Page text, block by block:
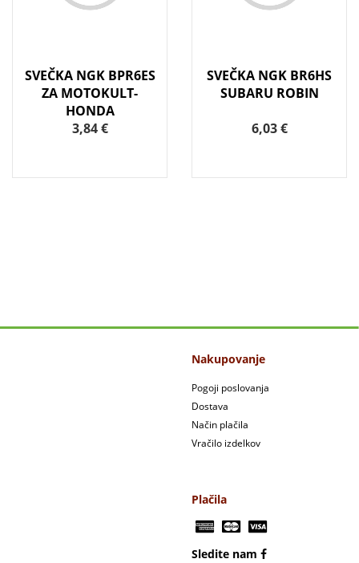
SVEČKA NGK BPR6ES
ZA MOTOKULT-
HONDA
3,84 €
SVEČKA NGK BR6HS
SUBARU ROBIN
6,03 €
Nakupovanje
Pogoji poslovanja
Dostava
Način plačila
Vračilo izdelkov
Plačila
Sledite nam